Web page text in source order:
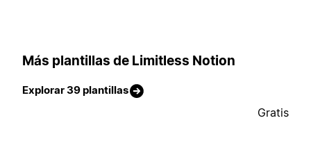
Más plantillas de Limitless Notion
Explorar 39 plantillas
Gratis